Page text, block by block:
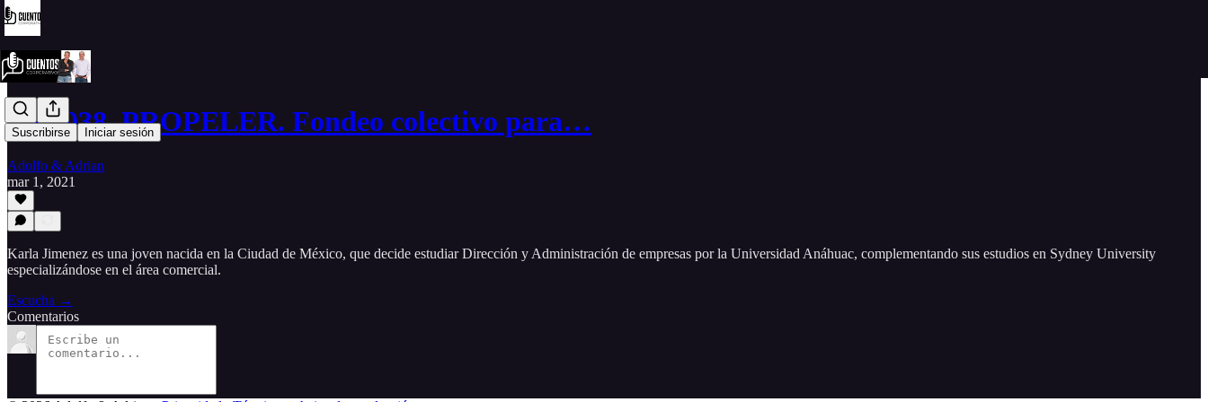
Suscribirse Iniciar sesión
EP #038. PROPELER. Fondeo colectivo para…
Adolfo & Adrian
mar 1, 2021
Karla Jimenez es una joven nacida en la Ciudad de México, que decide estudiar Dirección y Administración de empresas por la Universidad Anáhuac, complementando sus estudios en Sydney University
especializándose en el área comercial.
Escucha →
Comentarios